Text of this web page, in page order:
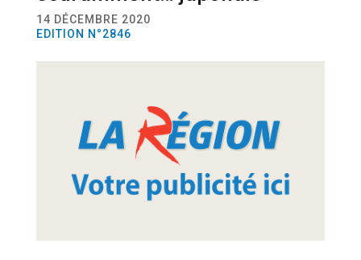
14 DÉCEMBRE 2020
EDITION N°2846